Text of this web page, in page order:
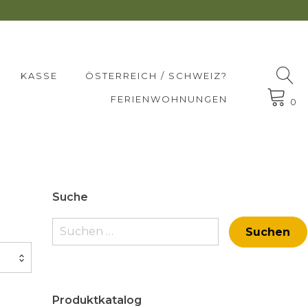
KASSE ÖSTERREICH / SCHWEIZ?
FERIENWOHNUNGEN 0
Suche
Suchen
nach:
Produktkatalog